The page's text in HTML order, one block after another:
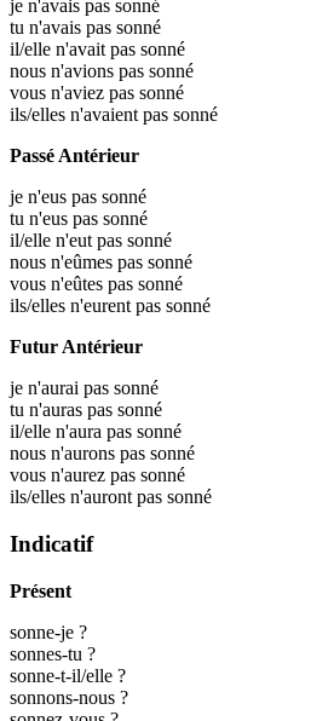
je n'avais pas sonné
tu n'avais pas sonné
il/elle n'avait pas sonné
nous n'avions pas sonné
vous n'aviez pas sonné
ils/elles n'avaient pas sonné
Passé Antérieur
je n'eus pas sonné
tu n'eus pas sonné
il/elle n'eut pas sonné
nous n'eûmes pas sonné
vous n'eûtes pas sonné
ils/elles n'eurent pas sonné
Futur Antérieur
je n'aurai pas sonné
tu n'auras pas sonné
il/elle n'aura pas sonné
nous n'aurons pas sonné
vous n'aurez pas sonné
ils/elles n'auront pas sonné
Indicatif
Présent
sonne-je ?
sonnes-tu ?
sonne-t-il/elle ?
sonnons-nous ?